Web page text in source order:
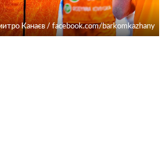
Канаєв / facebook.com/barkomkazhany